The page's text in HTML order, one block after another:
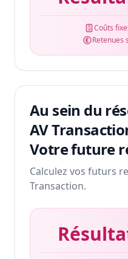
Coûts
Retenues
Au sein du
AV
Votre future
Calculez vos futurs
Transaction.